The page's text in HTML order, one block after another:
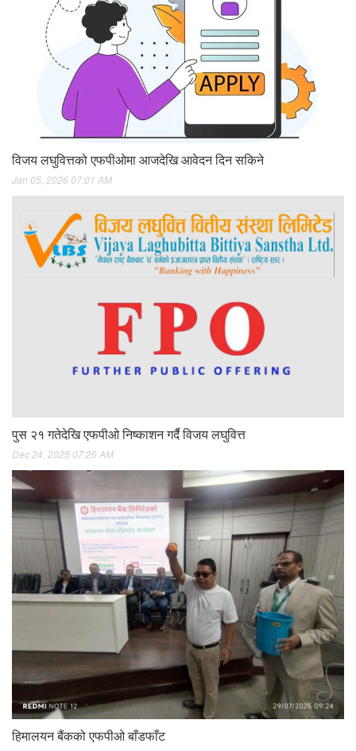
विजय लघुवित्तको एफपीओमा आजदेखि आवेदन दिन सकिने
Jan 05, 2026 07:01 AM
पुस २१ गतेदेखि एफपीओ निष्काशन गर्दै विजय लघुवित्त
Dec 24, 2025 07:26 AM
हिमालयन बैंकको एफपीओ बाँडफाँट